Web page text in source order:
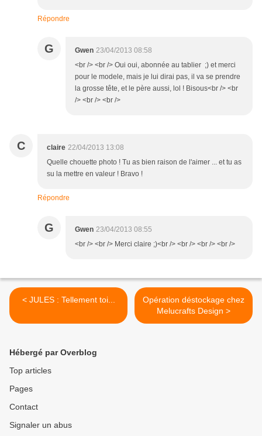
Répondre
G Gwen 23/04/2013 08:58
<br /> <br /> Oui oui, abonnée au tablier ;) et merci
pour le modele, mais je lui dirai pas, il va se prendre
la grosse tête, et le père aussi, lol ! Bisous<br /> <br
/> <br /> <br />
C claire 22/04/2013 13:08
Quelle chouette photo ! Tu as bien raison de l'aimer ... et tu as
su la mettre en valeur ! Bravo !
Répondre
G Gwen 23/04/2013 08:55
<br /> <br /> Merci claire ;)<br /> <br /> <br /> <br />
< JULES : Tellement toi...
Opération déstockage chez
Melucrafts Design >
Hébergé par Overblog
Top articles
Pages
Contact
Signaler un abus